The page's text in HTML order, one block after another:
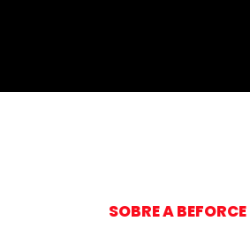
SOBRE A BEFORCE